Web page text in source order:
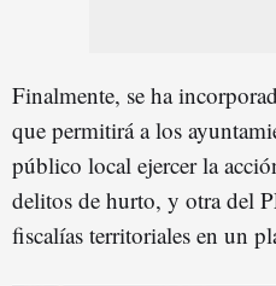
Finalmente, se ha
que permitirá a los
público local ejercer la
delitos de hurto, y otra del
fiscalías territoriales en un